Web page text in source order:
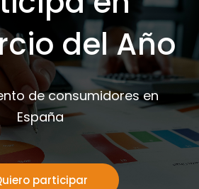
del Año
de consumidores en
España
participar